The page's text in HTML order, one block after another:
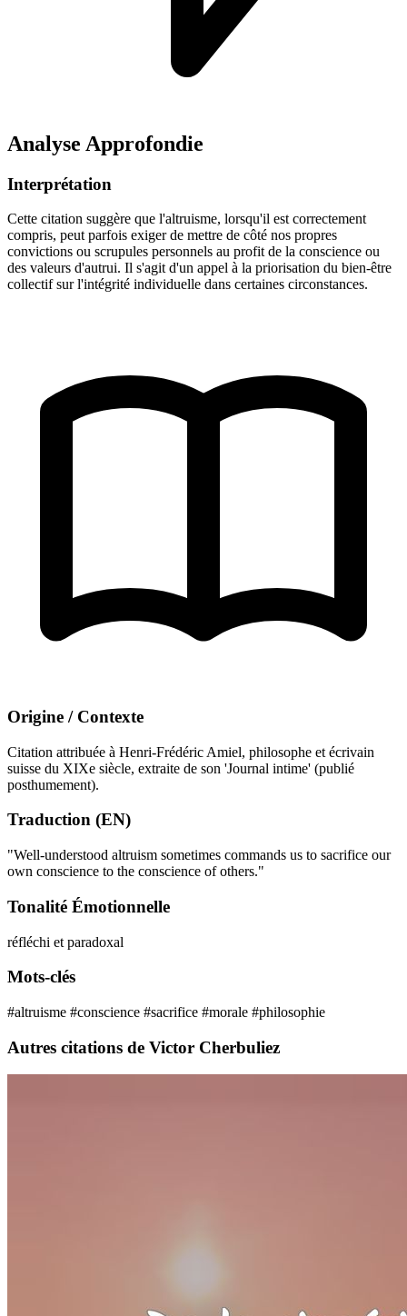
Analyse Approfondie
Interprétation
Cette citation suggère que l'altruisme, lorsqu'il est correctement
compris, peut parfois exiger de mettre de côté nos propres
convictions ou scrupules personnels au profit de la conscience ou
des valeurs d'autrui. Il s'agit d'un appel à la priorisation du bien-être
collectif sur l'intégrité individuelle dans certaines circonstances.
Origine / Contexte
Citation attribuée à Henri-Frédéric Amiel, philosophe et écrivain
suisse du XIXe siècle, extraite de son 'Journal intime' (publié
posthumement).
Traduction (EN)
"Well-understood altruism sometimes commands us to sacrifice our
own conscience to the conscience of others."
Tonalité Émotionnelle
réfléchi et paradoxal
Mots-clés
#altruisme #conscience #sacrifice #morale #philosophie
Autres citations de Victor Cherbuliez